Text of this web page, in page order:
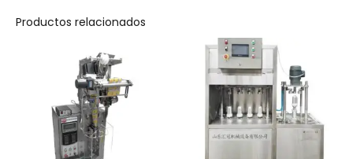
Productos relacionados